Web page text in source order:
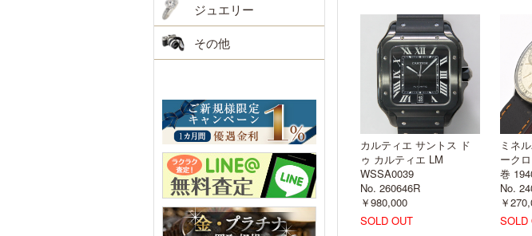
カルティエ サントス ド
ゥ カルティエ LM
WSSA0039
No. 260646R
￥980,000
SOLD OUT
ミネ
ーク
巻
No.
￥
SOLD
ジュエリー
その他